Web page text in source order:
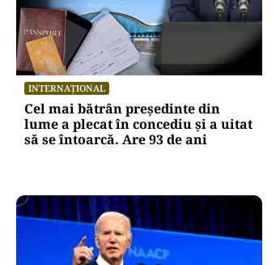
INTERNAȚIONAL
Cel mai bătrân președinte din
lume a plecat în concediu și a uitat
să se întoarcă. Are 93 de ani